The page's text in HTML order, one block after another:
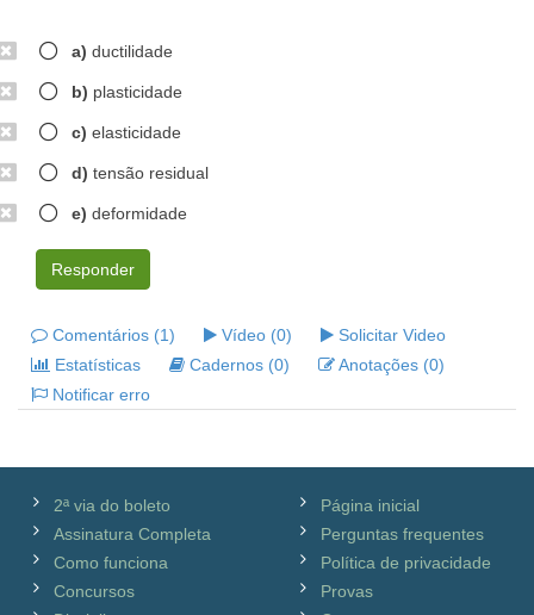
a) ductilidade
b) plasticidade
c) elasticidade
d) tensão residual
e) deformidade
Responder
Comentários (1) Vídeo (0)
Solicitar Video
Estatísticas
Cadernos (0)
Anotações (0)
Notificar erro
2ª via do boleto
Assinatura Completa
Como funciona
Concursos
Página inicial
Perguntas frequentes
Política de privacidade
Provas